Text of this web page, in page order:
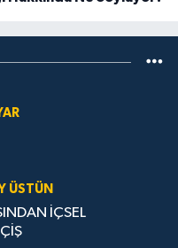
ÜSTÜN
İÇSEL